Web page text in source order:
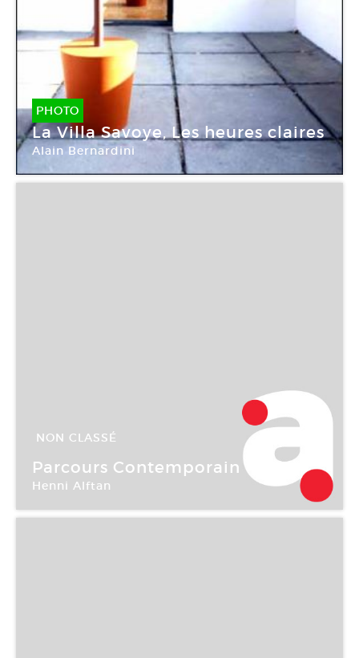
PHOTO
La Villa Savoye, Les heures claires
Alain Bernardini
NON CLASSÉ
10 Juil - 29 Sep 2007
Parcours Contemporain
Henni Alftan